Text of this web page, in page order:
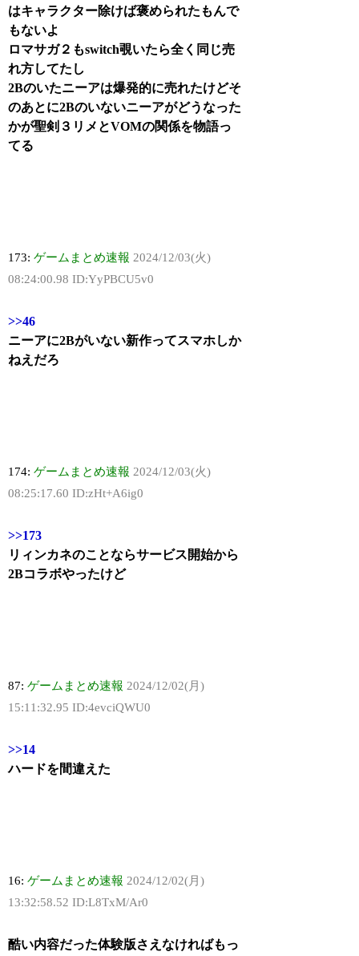
はキャラクター除けば褒められたもんで
もないよ
ロマサガ２もswitch覗いたら全く同じ売
れ方してたし
2Bのいたニーアは爆発的に売れたけどそ
のあとに2Bのいないニーアがどうなった
かが聖剣３リメとVOMの関係を物語っ
てる
173:ゲームまとめ速報 2024/12/03(火)
08:24:00.98 ID:YyPBCU5v0
>>46
ニーアに2Bがいない新作ってスマホしか
ねえだろ
174:ゲームまとめ速報 2024/12/03(火)
08:25:17.60 ID:zHt+A6ig0
>>173
リィンカネのことならサービス開始から
2Bコラボやったけど
87:ゲームまとめ速報 2024/12/02(月)
15:11:32.95 ID:4evciQWU0
>>14
ハードを間違えた
16:ゲームまとめ速報 2024/12/02(月)
13:32:58.52 ID:L8TxM/Ar0
酷い内容だった体験版さえなければもっ